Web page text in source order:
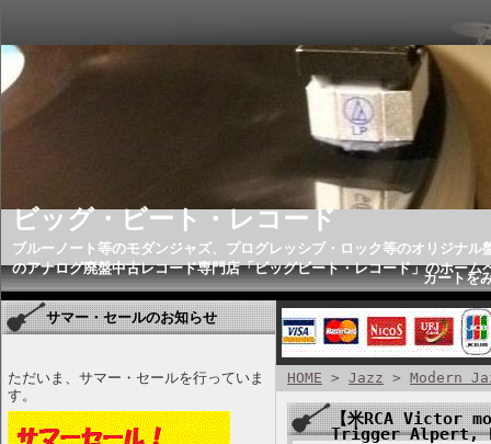
ビッグ・ビート・レコード
ブルーノート等のモダンジャズ、プログレッシブ・ロック等のオリジナル
のアナログ廃盤中古レコード専門店「ビッグビート・レコード」のホーム
カートを
サマー・セールのお知らせ
ただいま、サマー・セールを行っていま
す。
HOME > Jazz > Modern
【米RCA Victor
Trigger Alpert,